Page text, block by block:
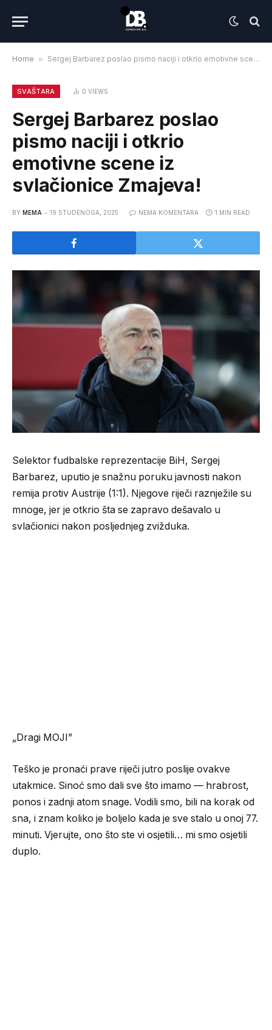
Home » Sergej Barbarez poslao pismo naciji i otkrio emotivne scene iz svlačionice Zmajeva!
SVAŠTARA 0 VIEWS
Sergej Barbarez poslao
pismo naciji i otkrio
emotivne scene iz
svlačionice Zmajeva!
BY MEMA 19 STUDENOGA, 2025 NEMA KOMENTARA 1 MIN READ
Selektor fudbalske reprezentacije BiH, Sergej
Barbarez, uputio je snažnu poruku javnosti nakon
remija protiv Austrije (1:1). Njegove riječi raznježile su
mnoge, jer je otkrio šta se zapravo dešavalo u
svlačionici nakon posljednjeg zvižduka.
„Dragi MOJI”
Teško je pronaći prave riječi jutro poslije ovakve
utakmice. Sinoć smo dali sve što imamo — hrabrost,
ponos i zadnji atom snage. Vodili smo, bili na korak od
sna, i znam koliko je boljelo kada je sve stalo u onoj 77.
minuti. Vjerujte, ono što ste vi osjetili… mi smo osjetili
duplo.